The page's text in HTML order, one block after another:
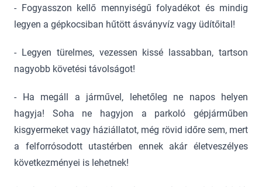
- Fogyasszon kellő mennyiségű folyadékot és mindig
legyen a gépkocsiban hűtött ásványvíz vagy üdítőital!
- Legyen türelmes, vezessen kissé lassabban, tartson
nagyobb követési távolságot!
- Ha megáll a járművel, lehetőleg ne napos helyen
hagyja! Soha ne hagyjon a parkoló gépjárműben
kisgyermeket vagy háziállatot, még rövid időre sem, mert
a felforrósodott utastérben ennek akár életveszélyes
következményei is lehetnek!